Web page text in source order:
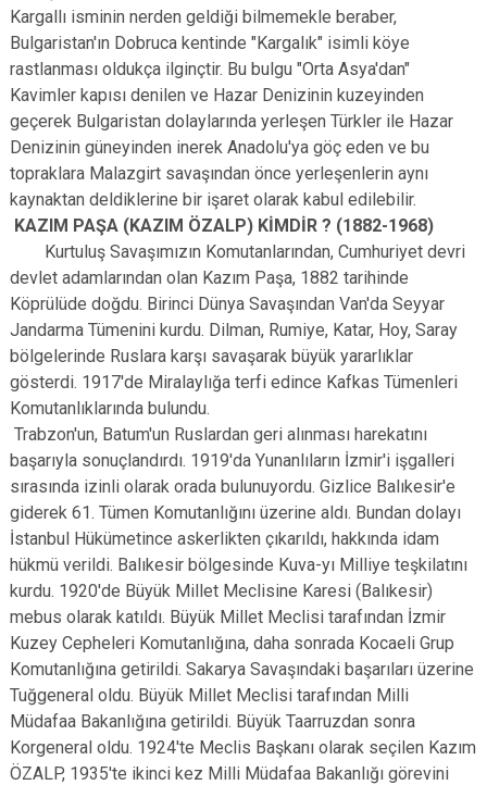
Kargallı isminin nerden geldiği bilmemekle beraber,
Bulgaristan'ın Dobruca kentinde "Kargalık" isimli köye
rastlanması oldukça ilginçtir. Bu bulgu "Orta Asya'dan"
Kavimler kapısı denilen ve Hazar Denizinin kuzeyinden
geçerek Bulgaristan dolaylarında yerleşen Türkler ile Hazar
Denizinin güneyinden inerek Anadolu'ya göç eden ve bu
topraklara Malazgirt savaşından önce yerleşenlerin aynı
kaynaktan deldiklerine bir işaret olarak kabul edilebilir.
KAZIM PAŞA (KAZIM ÖZALP) KİMDİR ? (1882-1968)
Kurtuluş Savaşımızın Komutanlarından, Cumhuriyet devri
devlet adamlarından olan Kazım Paşa, 1882 tarihinde
Köprülüde doğdu. Birinci Dünya Savaşından Van'da Seyyar
Jandarma Tümenini kurdu. Dilman, Rumiye, Katar, Hoy, Saray
bölgelerinde Ruslara karşı savaşarak büyük yararlıklar
gösterdi. 1917'de Miralaylığa terfi edince Kafkas Tümenleri
Komutanlıklarında bulundu.
Trabzon'un, Batum'un Ruslardan geri alınması harekatını
başarıyla sonuçlandırdı. 1919'da Yunanlıların İzmir'i işgalleri
sırasında izinli olarak orada bulunuyordu. Gizlice Balıkesir'e
giderek 61. Tümen Komutanlığını üzerine aldı. Bundan dolayı
İstanbul Hükümetince askerlikten çıkarıldı, hakkında idam
hükmü verildi. Balıkesir bölgesinde Kuva-yı Milliye teşkilatını
kurdu. 1920'de Büyük Millet Meclisine Karesi (Balıkesir)
mebus olarak katıldı. Büyük Millet Meclisi tarafından İzmir
Kuzey Cepheleri Komutanlığına, daha sonrada Kocaeli Grup
Komutanlığına getirildi. Sakarya Savaşındaki başarıları üzerine
Tuğgeneral oldu. Büyük Millet Meclisi tarafından Milli
Müdafaa Bakanlığına getirildi. Büyük Taarruzdan sonra
Korgeneral oldu. 1924'te Meclis Başkanı olarak seçilen Kazım
ÖZALP, 1935'te ikinci kez Milli Müdafaa Bakanlığı görevini